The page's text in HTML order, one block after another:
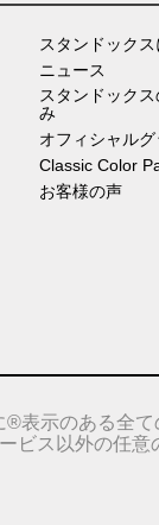
スタンドック
ニュース
スタンドック
み
オフィシャルグ
Classic Color
お客様の声
示のある全
ビス以外の任